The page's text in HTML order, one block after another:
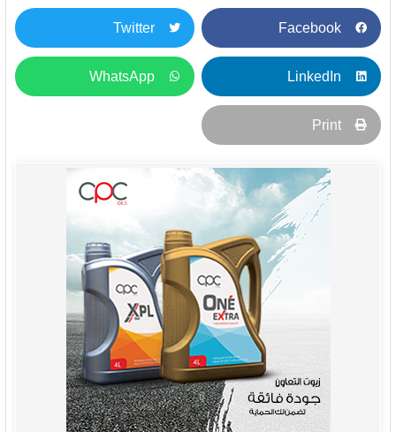
Facebook
Twitter
LinkedIn
WhatsApp
Print